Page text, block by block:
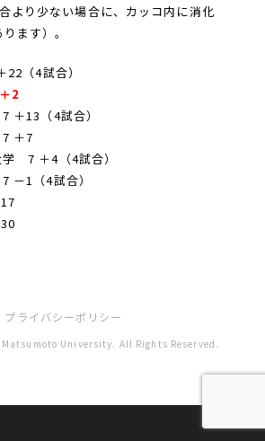
より少ない場合に、 カッコ内に消化
ます）。
（4試合）
2
＋13（4試合）
＋7
7 ＋4（4試合）
－1（4試合）
プライバシーポリシー
University. All Rights Reserved.